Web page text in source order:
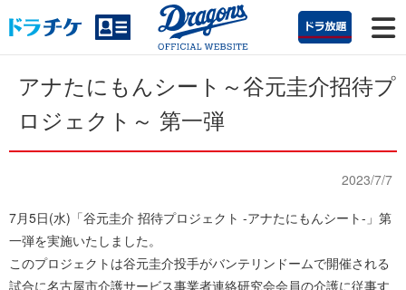
アナたにもんシート～谷元圭介招待プ
ロジェクト～ 第一弾
2023/7/7
7月5日(水)「谷元圭介 招待プロジェクト -アナたにもんシート-」第
一弾を実施いたしました。
このプロジェクトは谷元圭介投手がバンテリンドームで開催される
試合に名古屋市介護サービス事業者連絡研究会会員の介護に従事す